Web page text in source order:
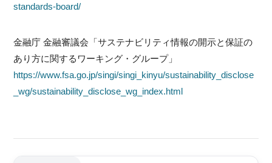
standards-board/
金融庁 金融審議会「サステナビリティ情報の開示と保証の
あり方に関するワーキング・グループ」
https://www.fsa.go.jp/singi/singi_kinyu/sustainability_disclose
_wg/sustainability_disclose_wg_index.html